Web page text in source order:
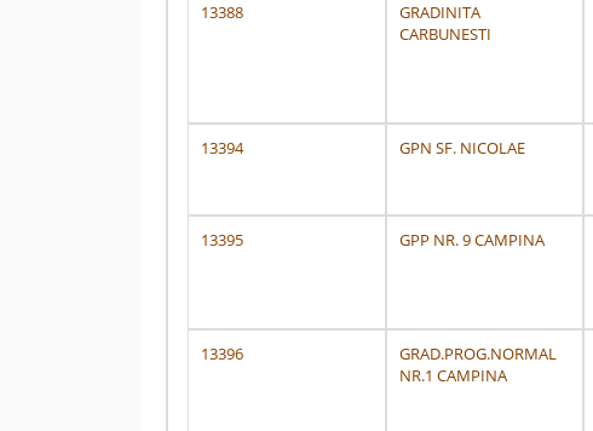
13388
GRADINITA
CARBUNESTI
13394 GPN SF. NICOLAE
13395 GPP NR. 9 CAMPINA
13396
GRAD.PROG.NORMAL
NR.1 CAMPINA